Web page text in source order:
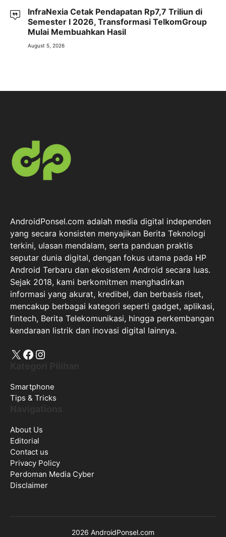
InfraNexia Cetak Pendapatan Rp7,7 Triliun di
Semester I 2026, Transformasi TelkomGroup
Mulai Membuahkan Hasil
August 5, 2026
AndroidPonsel.com adalah media digital independen
yang secara konsisten menyajikan Berita Teknologi
terkini, ulasan mendalam, serta panduan praktis
seputar dunia digital, dengan fokus utama pada HP
Android Terbaru dan ekosistem Android secara luas.
Sejak 2018, kami berkomitmen menghadirkan
informasi yang akurat, kredibel, dan berbasis riset,
mencakup berbagai kategori seperti gadget, aplikasi,
fintech, Berita Telekomunikasi, hingga perkembangan
kendaraan listrik dan inovasi digital lainnya.
X Facebook
Instagram
Smartphone
Tips & Tricks
About Us
Editorial
Contact us
Privacy Policy
Perdoman Media Cyber
Disclaimer
2026 AndroidPonsel.com